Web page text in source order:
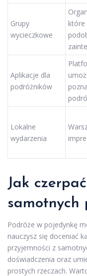
Grupy
wycieczkowe
które
Aplikacje dla
podróżników
Lokalne
wydarzenia
Jak
samotnych
Podróże w pojedynkę
nauczysz się doceniać
przyjemności z
doświadczenia oraz
prostych rzeczach.